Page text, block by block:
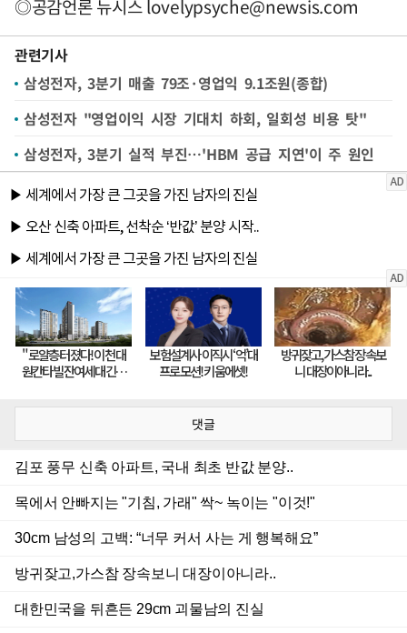
◎공감언론 뉴시스lovelypsyche@newsis.com
관련기사
삼성전자, 3분기 매출 79조·영업익 9.1조원(종합)
삼성전자 "영업이익 시장 기대치 하회, 일회성 비용 탓"
삼성전자, 3분기 실적 부진…'HBM 공급 지연'이 주 원인
댓글